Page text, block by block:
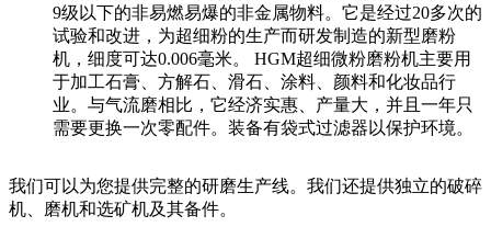
9级以下的非易燃易爆的非金属物料。它是经过20多次的
试验和改进，为超细粉的生产而研发制造的新型磨粉
机，细度可达0.006毫米。 HGM超细微粉磨粉机主要用
于加工石膏、方解石、滑石、涂料、颜料和化妆品行
业。与气流磨相比，它经济实惠、产量大，并且一年只
需要更换一次零配件。装备有袋式过滤器以保护环境。
我们可以为您提供完整的研磨生产线。我们还提供独立的破碎
机、磨机和选矿机及其备件。